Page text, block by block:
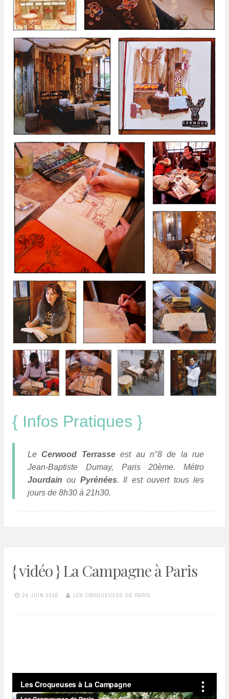
{ Infos Pratiques }
LeCerwood Terrasseest au n°8 de la rue
Jean-Baptiste Dumay, Paris 20ème. Métro
Jourdain ou Pyrénées. Il est ouvert tous les
jours de 8h30 à 21h30.
{ vidéo } La Campagne à Paris
24 JUIN 2016 LES CROQUEUSES DE PARIS